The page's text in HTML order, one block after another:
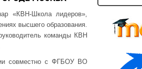
«КВН-Школа лидеров»,
высшего образования.
команды КВН
совместно с ФГБОУ ВО